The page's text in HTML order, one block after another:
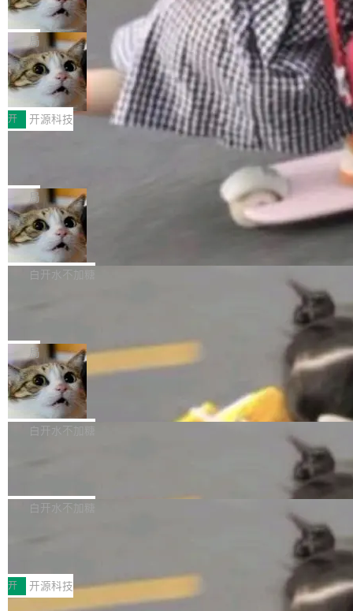
向生产，二是如何让测试团队跟得上AI应用...
色方案、深色方案——会产生大量无意义的组
合。方案缺了、配置冲突了、全 null 了。要知道
哪些组合有效，作者说，你得靠"文档、校验、或
者部落知识"。 换个写法。Rust 的 enum，两个
变体：Switchable...
r 上把事情说清楚了： 今天我们发布了 Cloudfla
re OS，一个带连接器的聊天机器人，跟其他所
有科技公司做的一样。只不过，实际上它不一
样。这是 Sandstorm.io 的重制版，我十年前的
那个创业公司。不同的是，这次它构建在 Cloudf
lare Workers 上——我花了九年时间搭建的平台
——并且深度集成了 AI。这基本上是我十年秘密
布式 Durable Objects
Ryan Dahl 领导的 Deno 团队推出了最新开源项
目 Celld，一个能在自己机器上运行 Cloudflare
Workers 和 Durable Objects 的守护进程。 设
计思路很直接：每个对象是一个独立的 SQLite
数据库，按名称寻址，复制到你自己的 S3 兼容
存储库里。节点之间只通过这个存储库协调——
没有控制平面，没有共识协议。每个对象自带一
个小型数据库，应用天然按分片构建，单个数据
库的竞争和爆炸半径问题在设计层面就被消除
了。 闲置的 cell 会休眠到几乎不占资源。当 cel
l 迁移或唤醒时，新宿主从 S3 恢复 SQLite 数据
库继续执行。存储库是持久化的唯一真相...
局
鲁大师7月新机性能/流畅/AI榜：vivo夺
性能、流畅双第一，三星Galaxy Z系列
新折叠缺席
2026年7月的手机市场，由于存储等硬件成本暴
增，手机厂商的日子也不好过啊，新机速度明显
放缓，因此硝烟味淡了许多。新机参数规格除开
高价的三星折叠（三星Galaxy Z Fold8 Ultra / Z
Fold8 / Z Flip8）外，其余要么是中低端机器，
例如iQOO Z11i、REDMI Note 17、REDMI No
te 17 Pro、OPPO K15，要么是vivo X300 E这
样的次旗舰。 Galaxy Z Fold8 Ultra / Z Fold8 /
Z Flip8三款折叠屏新机均在7月22日发布，且全
部搭载骁龙8 Elite Gen5 for Galaxy，它们本该
开 开源科技
Zed 编辑器团队发布了新项目——DeltaDB，一
个在 git commit 之间记录每一次编辑操作的版
本控制系统。目前处于 Early Access 阶段。 De
ltaDB 的核心思路直接写在 landing page 最显
眼的位置：「Software is made between com
mits」——软件是在 commit 之间写出来的。git
是把这段空隙补上。 回退到任何一次编辑：Delt
aDB 捕获 commit 之间的每一次操作，...
局
SpaceXAI 单季资本开支达 183 亿美元
根据风险投资人Tomer Tunguz 博客（VC 分
析）披露的最新分析与第二季度业绩报告，Spac
微软同期总资本开支的四成。 与亚马逊、Alpha
bet、微软以及 Meta 等传统科技巨头相比，Spa
ceXAI的资金消耗速度尤为引人瞩目。然而，支
撑庞大支出的资金来源却呈现出截然不同的面
貌。数据显示，微软和 Meta 主要依托充沛的经
白开水不加糖
一个在终端里运行的编程 agent；Muse Spark
1.2，驱动这个 agent 的新模型。一句话概括：
你可以用 curl -fsSL https://dev.meta.ai/install.
sh | bash 安装一个能在大项目里自动规划、写
代码、验证结果的 AI 终端工具。 据介绍，Muse
个主 agent 循环，外加一组后台 agent。这些后
局
美团开源 LoHoSearch，用知识图谱校
准 AI 能力认知
机器出题的前提，是让机器拥有全局视野。整个
构建流程可以分为四个环节：建图 → 控制难度
白开水不加糖
库，并将作为transport接入Mooncake TENT。
MPComm将作为一种传输引擎接入Mooncake T
ENT，实现零拷贝传输性能提升30%、非零拷贝
白开水不加糖
型案例入选名单》，深信服“面向企业研发场景的
开源 AI 编程平台 CoStrict 应用”凭借卓越的技术
开 开源科技